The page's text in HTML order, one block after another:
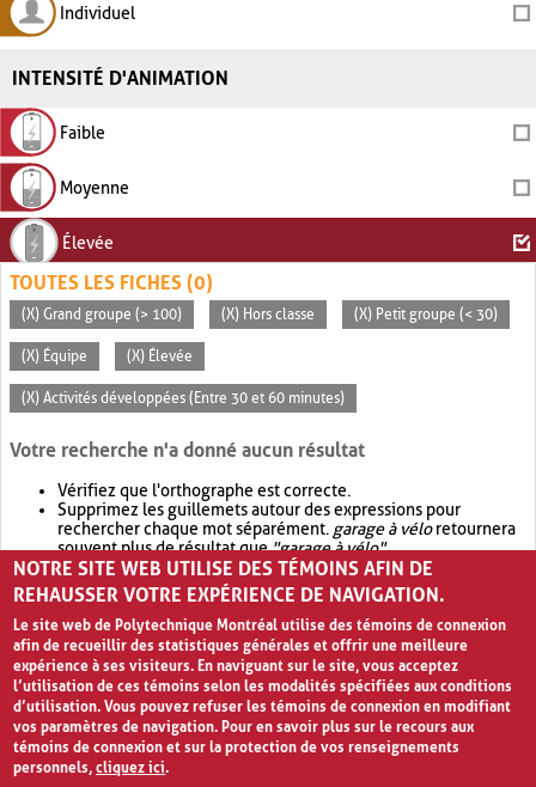
Individuel
INTENSITÉ D'ANIMATION
Faible
Moyenne
Élevée
TOUTES LES FICHES (0)
(X) Grand groupe (> 100) (X) Hors classe (X) Petit groupe (< 30)
(X) Équipe (X) Élevée
(X) Activités développées (Entre 30 et 60 minutes)
Votre recherche n'a donné aucun résultat
Vérifiez que l'orthographe est correcte.
Supprimez les guillemets autour des expressions pour
rechercher chaque mot séparément. garage à véloretournera
souvent plus de résultat que"garage à vélo".
Envisagez d'élargir votre recherche avec OR.garage OR vélo
retournera souvent plus de résultat quegarage à vélo
NOTRE SITE WEB UTILISE DES TÉMOINS AFIN DE
REHAUSSER VOTRE EXPÉRIENCE DE NAVIGATION.
Le site web de Polytechnique Montréal utilise des témoins de connexion
afin de recueillir des statistiques générales et offrir une meilleure
expérience à ses visiteurs. En naviguant sur le site, vous acceptez
l’utilisation de ces témoins selon les modalités spécifiées aux conditions
d’utilisation. Vous pouvez refuser les témoins de connexion en modifiant
vos paramètres de navigation. Pour en savoir plus sur le recours aux
témoins de connexion et sur la protection de vos renseignements
personnels,cliquez ici.